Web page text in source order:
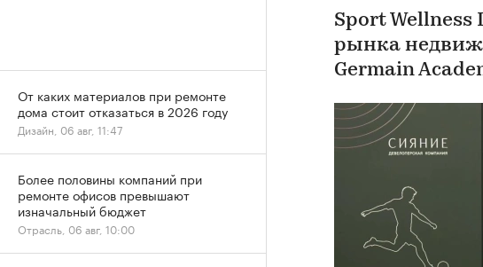
Sport Wellness
рынка
Germain
От каких материалов при ремонте
дома стоит отказаться в 2026 году
Дизайн, 06 авг, 11:47
Более половины компаний при
ремонте офисов превышают
изначальный бюджет
Отрасль, 06 авг, 10:00